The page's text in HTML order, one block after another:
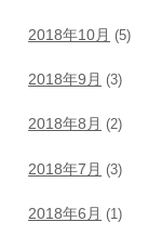
2018年10月 (5)
2018年9月 (3)
2018年8月 (2)
2018年7月 (3)
2018年6月 (1)